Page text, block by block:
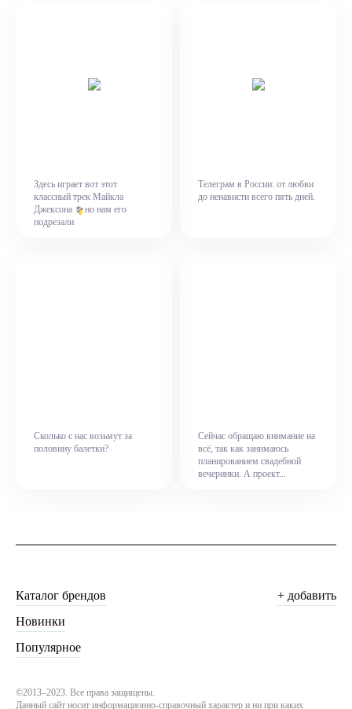
Здесь играет вот этот
классный трек Майкла
Джексона ✨но нам его
подрезали
Телеграм в России: от любви
до ненависти всего пять дней.
Сколько с нас возьмут за
половину балетки?
Сейчас обращаю внимание на
всё, так как занимаюсь
планированием свадебной
вечеринки. А проект...
Каталог брендов
Новинки
Популярное
+ добавить
©2013–2023. Все права защищены.
Данный сайт носит информационно-справочный характер и ни при каких